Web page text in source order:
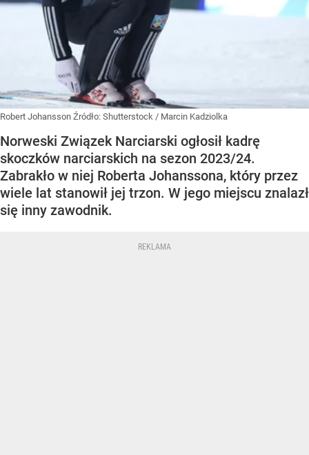
Robert Johansson Źródło: Shutterstock / Marcin Kadziolka
Norweski Związek Narciarski ogłosił kadrę
skoczków narciarskich na sezon 2023/24.
Zabrakło w niej Roberta Johanssona, który przez
wiele lat stanowił jej trzon. W jego miejscu znalazł
się inny zawodnik.